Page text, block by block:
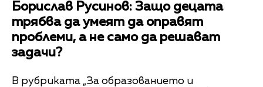
Борислав Русинов: Защо децата
трябва да умеят да оправят
проблеми, а не само да решават
задачи?
В рубриката „За образованието и